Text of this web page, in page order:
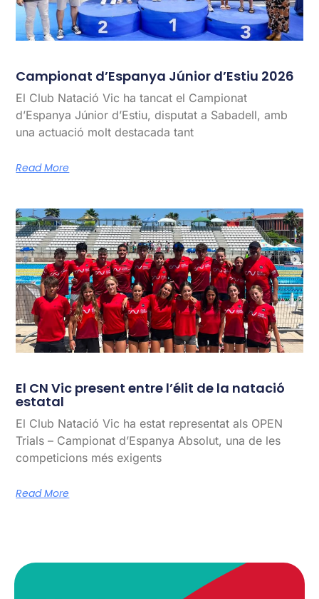
Campionat d’Espanya Júnior d’Estiu 2026
El Club Natació Vic ha tancat el Campionat
d’Espanya Júnior d’Estiu, disputat a Sabadell, amb
una actuació molt destacada tant
Read More
El CN Vic present entre l’élit de la natació
estatal
El Club Natació Vic ha estat representat als OPEN
Trials – Campionat d’Espanya Absolut, una de les
competicions més exigents
Read More